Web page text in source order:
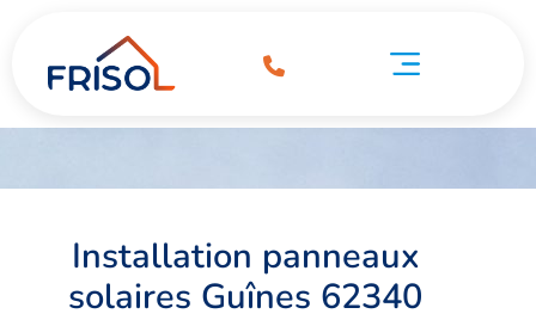
Installation panneaux
solaires Guînes 62340